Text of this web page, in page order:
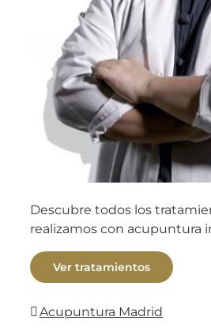
Descubre todos los
realizamos con acupuntura
Ver tratamientos
Acupuntura Madrid